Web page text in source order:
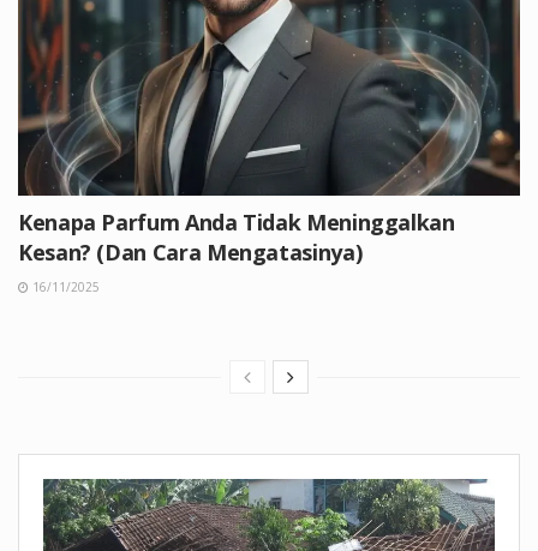
Kenapa Parfum Anda Tidak Meninggalkan
Kesan? (Dan Cara Mengatasinya)
16/11/2025